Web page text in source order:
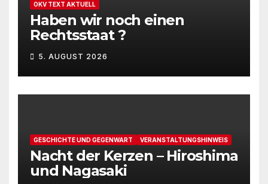
OKV TEXT AKTUELL
Haben wir noch einen
Rechtsstaat ?
5. AUGUST 2026
GESCHICHTE UND GEGENWART VERANSTALTUNGSHINWEIS
Nacht der Kerzen – Hiroshima
und Nagasaki